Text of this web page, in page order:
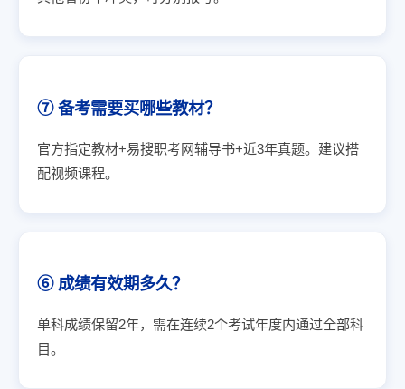
⑦ 备考需要买哪些教材？
官方指定教材+易搜职考网辅导书+近3年真题。建议搭
配视频课程。
⑥ 成绩有效期多久？
单科成绩保留2年，需在连续2个考试年度内通过全部科
目。